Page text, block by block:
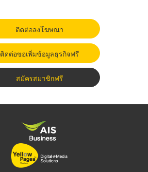
ติดต่อลงโฆษณา
ติดต่อขอเพิ่มข้อมูลธุรกิจฟรี
สมัครสมาชิกฟรี